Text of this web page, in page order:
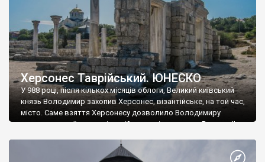
Херсонес Таврійський. ЮНЕСКО
У 988 році, після кількох місяців облоги, Великий київський
князь Володимир захопив Херсонес, візантійське, на той час,
місто. Саме взяття Херсонесу дозволило Володимиру
диктувати свої умови візантійському імператору Василю ІІ, та
Херсонесі Володимир-язичник, став Василем-християнином.
А потім було Хрещення Русі. На честь Херсонесу Таврійського